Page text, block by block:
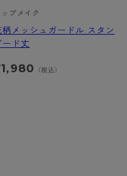
ップメイク
柄メッシュガードル スタン
ード丈
1,980 （税込）